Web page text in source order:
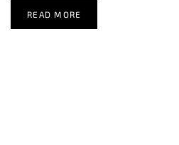
READ MORE